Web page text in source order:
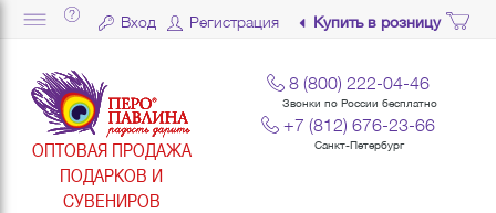
Вход Регистрация Купить в розницу
ОПТОВАЯ ПРОДАЖА
ПОДАРКОВ И
СУВЕНИРОВ
8 (800) 222-04-46
Звонки по России бесплатно
+7 (812) 676-23-66
Санкт-Петербург